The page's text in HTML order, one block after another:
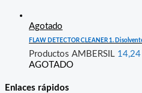
Agotado
FLAW DETECTOR CLEANER 1.
Productos AMBERSIL 14,24
AGOTADO
Enlaces rápidos